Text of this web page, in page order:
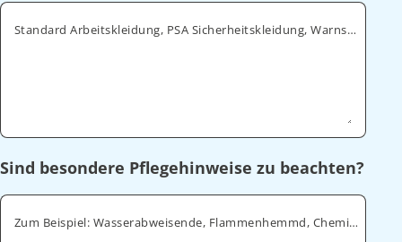
Standard Arbeitskleidung, PSA Sicherheitskleidung, Warnschutz, ESD
Sind besondere Pflegehinweise zu beachten?
Zum Beispiel: Wasserabweisende, Flammenhemmd, Chemikalienabweisende